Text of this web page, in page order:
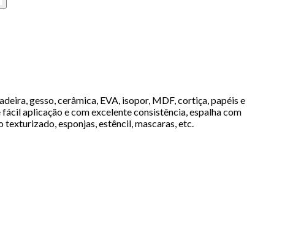
gesso, cerâmica, EVA, isopor, MDF, cortiça, papéis e
aplicação e com excelente consistência, espalha com
esponjas, estêncil, mascaras, etc.